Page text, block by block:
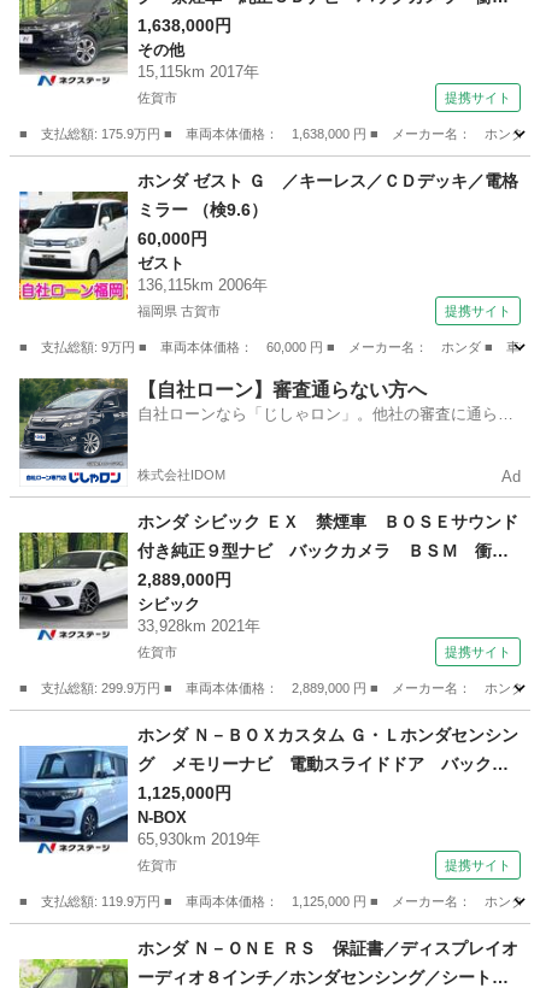
被害軽減システム レーダークルーズ ハーフレ
ザーシート スマートキー ＬＥＤヘッド ビル
トインＥＴＣ 純正１７インチアルミ 車線逸脱
1,638,000円
その他
15,115km 2017年
佐賀市 提携サイト
■ 支払総額: 175.9万円 ■ 車両本体価格： 1,638,000 円 ■ メーカー名： ホンダ
その他
ホンダ ゼスト Ｇ ／キーレス／ＣＤデッキ／電格
ミラー （検9.6）
60,000円
ゼスト
136,115km 2006年
福岡県 古賀市 提携サイト
■ 支払総額: 9万円 ■ 車両本体価格： 60,000 円 ■ メーカー名： ホンダ ■ 車
福岡 古賀市 ゼスト
【自社ローン】審査通らない方へ
自社ローンなら「じしゃロン」。他社の審査に通らな
株式会社IDOM Ad
ホンダ シビック ＥＸ 禁煙車 ＢＯＳＥサウンド
付き純正９型ナビ バックカメラ ＢＳＭ 衝突
被害軽減システム レーダークルーズ シートヒ
ーター パワーシート ドラレコ コーナーセン
サー ＥＴＣ２．０ 純正１８インチアルミ （検
2,889,000円
シビック
33,928km 2021年
佐賀市 提携サイト
■ 支払総額: 299.9万円 ■ 車両本体価格： 2,889,000 円 ■ メーカー名： ホン
シビック
ホンダ Ｎ－ＢＯＸカスタム Ｇ・Ｌホンダセンシン
グ メモリーナビ 電動スライドドア バックカ
メラ 衝突被害軽減 シートヒーター レーダー
クルーズ 禁煙車 ドラレコ コーナーセンサ
ー スマートキー ＬＥＤヘッド ＥＴＣ 純正
１４インチアルミ 車線逸脱警報 （検8.12）
1,125,000円
N-BOX
65,930km 2019年
佐賀市 提携サイト
■ 支払総額: 119.9万円 ■ 車両本体価格： 1,125,000 円 ■ メーカー名： ホンダ
N-BOX
ホンダ Ｎ－ＯＮＥ ＲＳ 保証書／ディスプレイオ
ーディオ８インチ／ホンダセンシング／シートヒ